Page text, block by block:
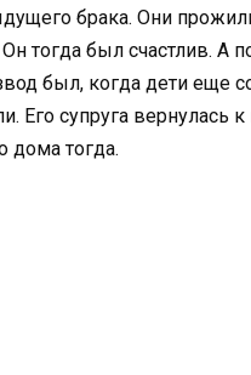
брака. Они
Он тогда был счастлив. А
был, когда дети еще
Его супруга вернулась к
дома тогда.